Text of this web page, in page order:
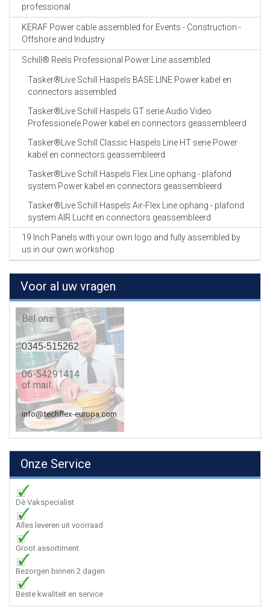
professional
KERAF Power cable assembled for Events - Construction -
Offshore and Industry
Schill® Reels Professional Power Line assembled
Tasker®Live Schill Haspels BASE LINE Power kabel en
connectors assembled
Tasker®Live Schill Haspels GT serie Audio Video
Professionele Power kabel en connectors geassembleerd
Tasker®Live Schill Classic Haspels Line HT serie Power
kabel en connectors geassembleerd
Tasker®Live Schill Haspels Flex Line ophang - plafond
system Power kabel en connectors geassembleerd
Tasker®Live Schill Haspels Air-Flex Line ophang - plafond
system AIR Lucht en connectors geassembleerd
19 Inch Panels with your own logo and fully assembled by
us in our own workshop
Voor al uw vragen
Bel ons:
0345-515262
06-54291414
of mail:
info@techflex-europa.com
Onze Service
Dè Vakspecialist
Alles leveren uit voorraad
Groot assortiment
Bezorgen binnen 2 dagen
Beste kwaliteit en service